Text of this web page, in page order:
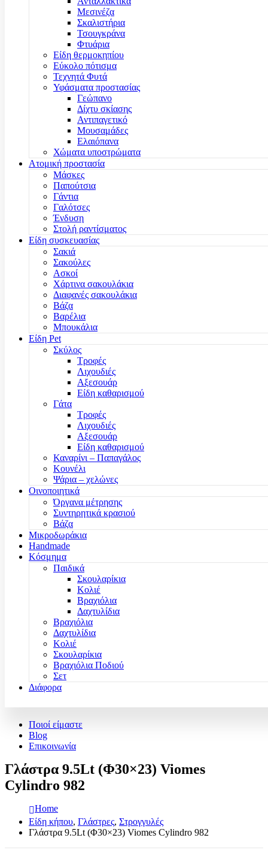
Μεσινέζα
Σκαλιστήρια
Τσουγκράνα
Φτυάρια
Είδη θερμοκηπίου
Εύκολο πότισμα
Τεχνητά Φυτά
Υφάσματα προστασίας
Γεώπανο
Δίχτυ σκίασης
Αντιπαγετικό
Μουσαμάδες
Ελαιόπανα
Χώματα υποστρώματα
Ατομική προστασία
Μάσκες
Παπούτσια
Γάντια
Γαλότσες
Ένδυση
Στολή ραντίσματος
Είδη συσκευασίας
Σακιά
Σακούλες
Ασκοί
Χάρτινα σακουλάκια
Διαφανές σακουλάκια
Βάζα
Βαρέλια
Μπουκάλια
Είδη Pet
Σκύλος
Τροφές
Λιχουδιές
Αξεσουάρ
Είδη καθαρισμού
Γάτα
Τροφές
Λιχουδιές
Αξεσουάρ
Είδη καθαρισμού
Καναρίνι – Παπαγάλος
Κουνέλι
Ψάρια – χελώνες
Οινοποιητικά
Όργανα μέτρησης
Συντηρητικά κρασιού
Βάζα
Μικροδωράκια
Handmade
Κόσμημα
Παιδικά
Σκουλαρίκια
Κολιέ
Βραχιόλια
Δαχτυλίδια
Βραχιόλια
Δαχτυλίδια
Κολιέ
Σκουλαρίκια
Βραχιόλια Ποδιού
Σετ
Διάφορα
Ποιοί είμαστε
Blog
Επικοινωνία
Γλάστρα 9.5Lt (Φ30×23) Viomes
Cylindro 982
Home
Είδη κήπου, Γλάστρες, Στρογγυλές
Γλάστρα 9.5Lt (Φ30×23) Viomes Cylindro 982